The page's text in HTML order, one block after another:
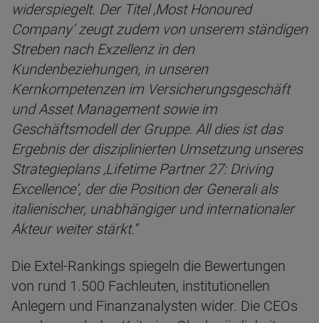
widerspiegelt. Der Titel ‚Most Honoured
Company‘ zeugt zudem von unserem ständigen
Streben nach Exzellenz in den
Kundenbeziehungen, in unseren
Kernkompetenzen im Versicherungsgeschäft
und Asset Management sowie im
Geschäftsmodell der Gruppe. All dies ist das
Ergebnis der disziplinierten Umsetzung unseres
Strategieplans ‚Lifetime Partner 27: Driving
Excellence‘, der die Position der Generali als
italienischer, unabhängiger und internationaler
Akteur weiter stärkt.“
Die Extel-Rankings spiegeln die Bewertungen
von rund 1.500 Fachleuten, institutionellen
Anlegern und Finanzanalysten wider. Die CEOs